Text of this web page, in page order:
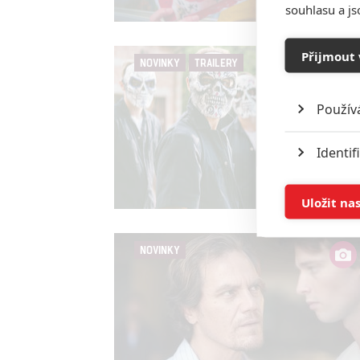
NOVINKY TRAILERY
NOVINKY
souhlasu a
Přijmout
Udělením
Uložit